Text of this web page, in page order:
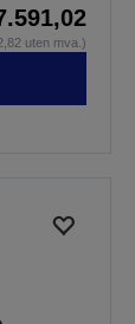
uten mva.)